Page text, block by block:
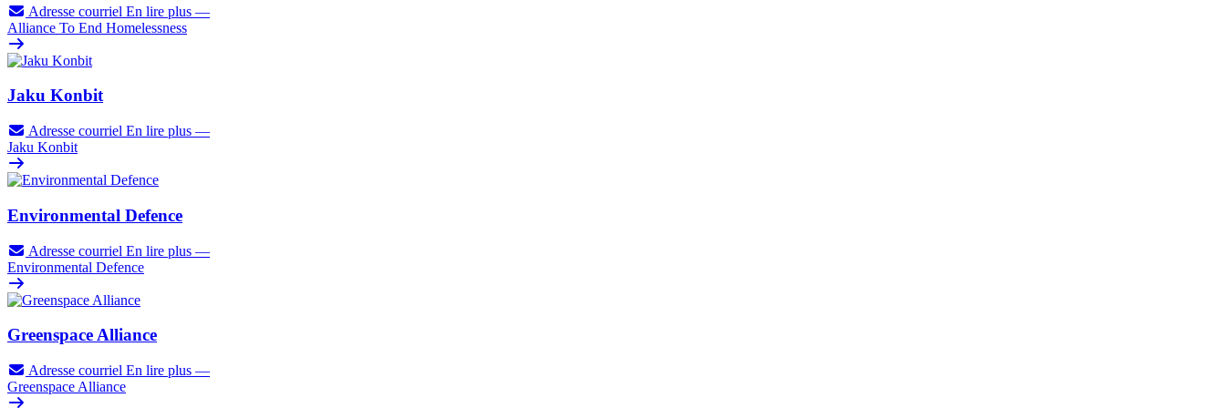
Adresse courriel En lire plus —
Alliance To End Homelessness
Jaku Konbit
Adresse courriel En lire plus —
Jaku Konbit
Environmental Defence
Adresse courriel En lire plus —
Environmental Defence
Greenspace Alliance
Adresse courriel En lire plus —
Greenspace Alliance